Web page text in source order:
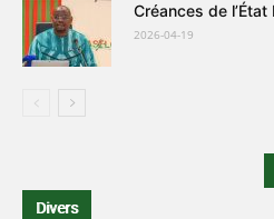
Créances de
2026-04-19
Divers